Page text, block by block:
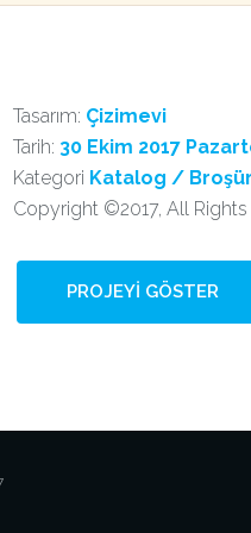
Tasarım: Çizimevi
Tarih: 30 Ekim 2017
Kategori Katalog / Broşür
Copyright ©2017, All
PROJEYI GÖSTER